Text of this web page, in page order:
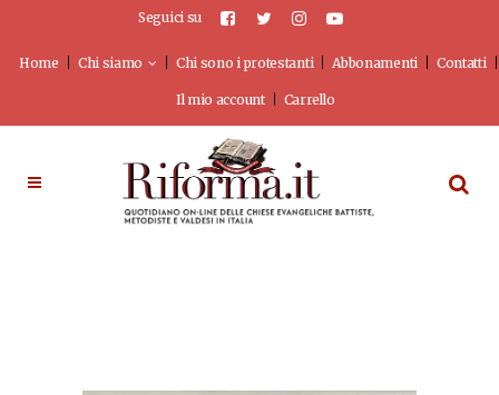
Seguici su
Home Chi siamo Chi sono i protestanti Abbonamenti Contatti
Il mio account Carrello